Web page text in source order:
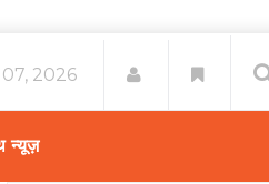
2026
न्यूज़